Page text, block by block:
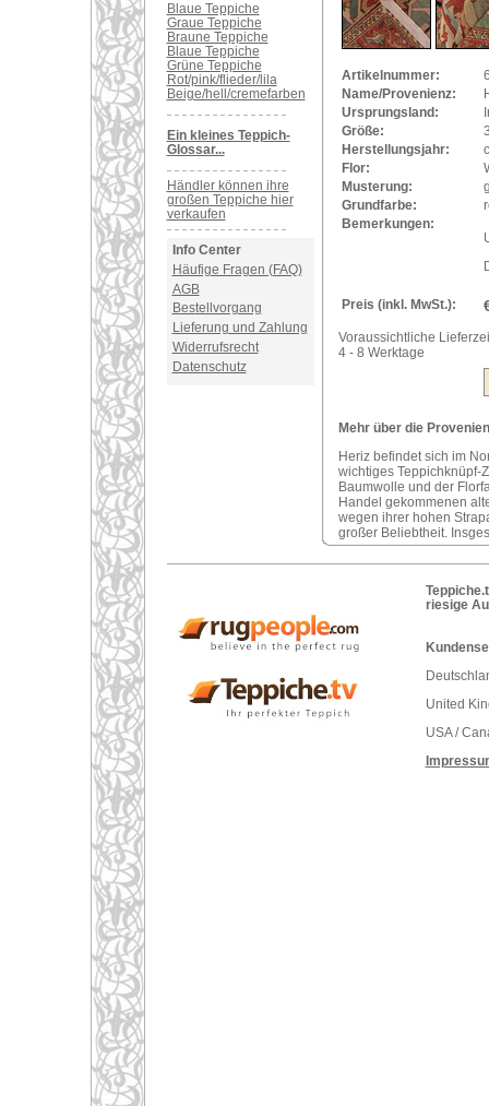
Blaue Teppiche
Graue Teppiche
Braune Teppiche
Blaue Teppiche
Grüne Teppiche
Rot/pink/flieder/lila
Beige/hell/cremefarben
Ein kleines Teppich-
Glossar...
Händler können ihre
großen Teppiche hier
verkaufen
Info Center
Häufige Fragen (FAQ)
AGB
Bestellvorgang
Lieferung und Zahlung
Widerrufsrecht
Datenschutz
Artikelnummer:
Name/Provenienz:
Ursprungsland:
Größe:
Herstellungsjahr:
Flor:
Musterung:
Grundfarbe:
Bemerkungen:
Preis (inkl. MwSt.):
Voraussichtliche
4 - 8 Werktage
Mehr über die
Heriz befindet sich im
wichtiges Teppichknüpf-
Baumwolle und der
Handel gekommenen
wegen ihrer hohen
großer Beliebtheit.
riesige
United
USA /